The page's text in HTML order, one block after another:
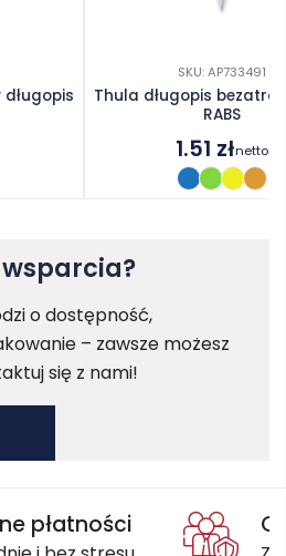
SKU: AP733491
Thula długopis
RABS
1.51 złnetto
o dostępność,
– zawsze możesz
się z nami!
płatności